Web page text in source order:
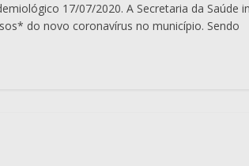
17/07/2020. A Secretaria da
do novo coronavírus no município. Sendo